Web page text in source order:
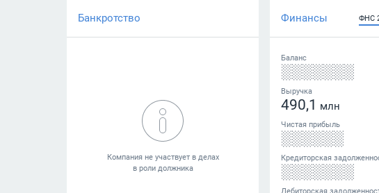
Банкротство Финансы ФНС
Баланс
░░░░░░░
Выручка
490,1 млн
Чистая прибыль
░░░░░░
Кредиторская
░░░░░░░
Дебиторская